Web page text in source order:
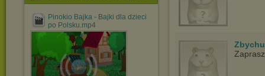
Pinokio Bajka - Bajki dla dzieci
po Polsku.mp4